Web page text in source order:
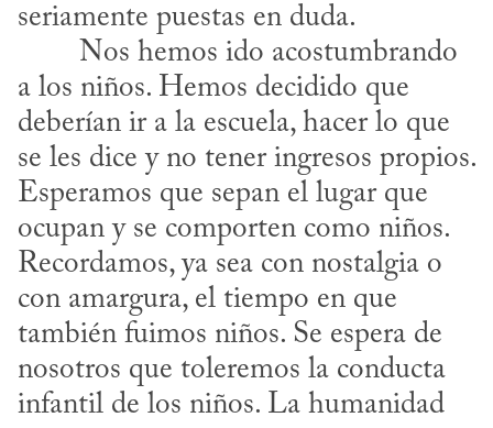
seriamente puestas en duda.
a los niños. Hemos decidido que
deberían ir a la escuela, hacer lo que
se les dice y no tener ingresos propios.
Esperamos que sepan el lugar que
ocupan y se comporten como niños.
Recordamos, ya sea con nostalgia o
con amargura, el tiempo en que
también fuimos niños. Se espera de
nosotros que toleremos la conducta
infantil de los niños. La humanidad